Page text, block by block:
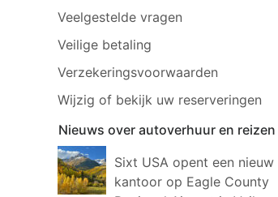
Veelgestelde vragen
Veilige betaling
Verzekeringsvoorwaarden
Wijzig of bekijk uw reserveringen
Nieuws over autoverhuur en reizen
Sixt USA opent een nieuw
kantoor op Eagle County